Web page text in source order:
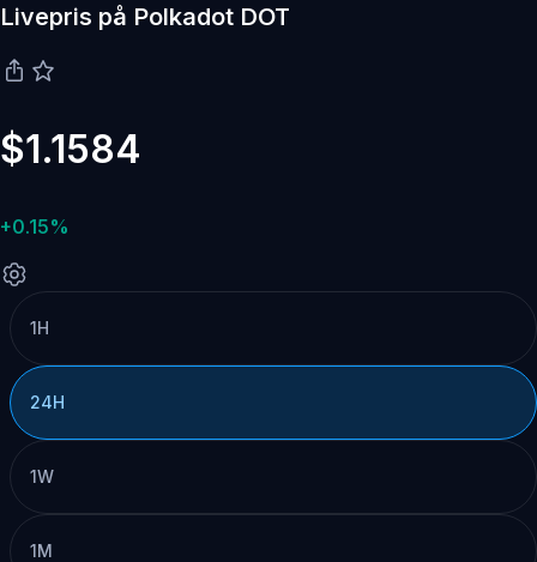
Livepris på Polkadot DOT
$1.1584
+0.15%
1H
24H
1W
1M